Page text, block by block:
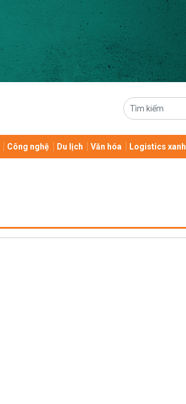
Công nghệ Du lịch Văn hóa Logistics xanh